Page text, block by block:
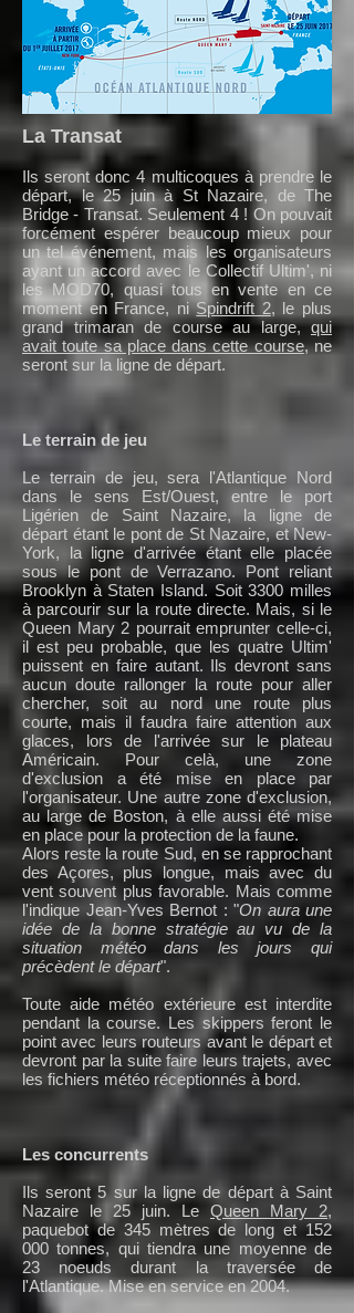
La Transat
Ils seront donc 4 multicoques à prendre le
départ, le 25 juin à St Nazaire, de The
Bridge - Transat. Seulement 4 ! On pouvait
forcément espérer beaucoup mieux pour
un tel événement, mais les organisateurs
ayant un accord avec le Collectif Ultim', ni
les MOD70, quasi tous en vente en ce
moment en France, niSpindrift 2, le plus
grand trimaran de course au large,qui
avait toute sa place dans cette course, ne
seront sur la ligne de départ.
Le terrain de jeu
Le terrain de jeu, sera l'Atlantique Nord
dans le sens Est/Ouest, entre le port
Ligérien de Saint Nazaire, la ligne de
départ étant le pont de St Nazaire, et New-
York, la ligne d'arrivée étant elle placée
sous le pont de Verrazano. Pont reliant
Brooklyn à Staten Island. Soit 3300 milles
à parcourir sur la route directe. Mais, si le
Queen Mary 2 pourrait emprunter celle-ci,
il est peu probable, que les quatre Ultim'
puissent en faire autant. Ils devront sans
aucun doute rallonger la route pour aller
chercher, soit au nord une route plus
courte, mais il faudra faire attention aux
glaces, lors de l'arrivée sur le plateau
Américain. Pour celà, une zone
d'exclusion a été mise en place par
l'organisateur. Une autre zone d'exclusion,
au large de Boston, à elle aussi été mise
en place pour la protection de la faune.
Alors reste la route Sud, en se rapprochant
des Açores, plus longue, mais avec du
vent souvent plus favorable. Mais comme
l'indique Jean-Yves Bernot : "On aura une
idée de la bonne stratégie au vu de la
situation météo dans les jours qui
précèdent le départ".
Toute aide météo extérieure est interdite
pendant la course. Les skippers feront le
point avec leurs routeurs avant le départ et
devront par la suite faire leurs trajets, avec
les fichiers météo réceptionnés à bord.
Les concurrents
Ils seront 5 sur la ligne de départ à Saint
Nazaire le 25 juin. Le Queen Mary 2,
paquebot de 345 mètres de long et 152
000 tonnes, qui tiendra une moyenne de
23 noeuds durant la traversée de
l'Atlantique. Mise en service en 2004.